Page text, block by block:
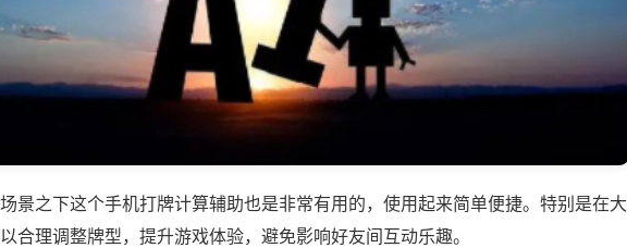
景之下这个手机打牌计算辅助也是非常有用的，使用起来简单便捷。特别是在大
合理调整牌型，提升游戏体验，避免影响好友间互动乐趣。